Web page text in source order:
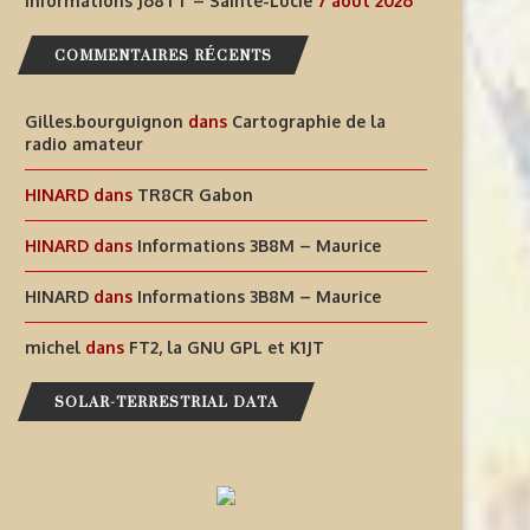
COMMENTAIRES RÉCENTS
Gilles.bourguignon dans Cartographie de la
radio amateur
HINARD dans TR8CR Gabon
HINARD dans Informations 3B8M – Maurice
HINARD dans Informations 3B8M – Maurice
michel dans FT2, la GNU GPL et K1JT
SOLAR-TERRESTRIAL DATA